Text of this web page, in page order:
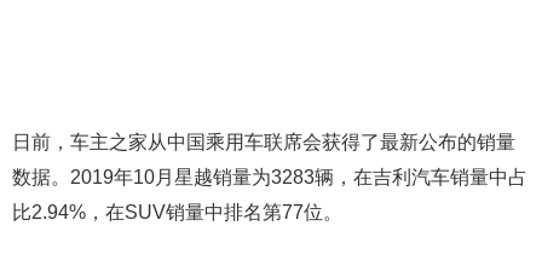
日前，车主之家从中国乘用车联席会获得了最新公布的销量
数据。2019年10月星越销量为3283辆，在吉利汽车销量中占
比2.94%，在SUV销量中排名第77位。